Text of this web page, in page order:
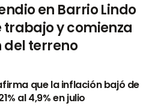
en Barrio Lindo
trabajo y comienza
terreno
que la inflación bajó de
al 4,9% en julio